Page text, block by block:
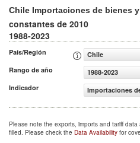
Chile Importaciones de bienes
constantes de 2010
1988-2023
País/Región
Chile
Rango de año
1988-2023
Indicador
Importaciones
Please note the exports, imports and tariff
filled. Please check the Data Availability for